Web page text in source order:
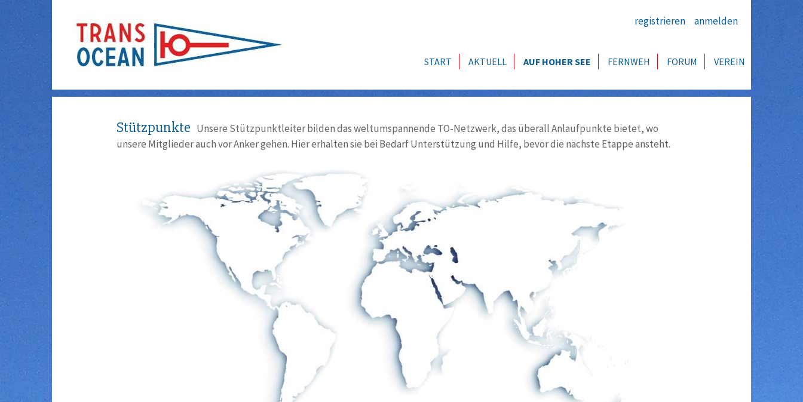
registrieren anmelden
START AKTUELL AUF HOHER SEE FERNWEH FORUM VEREIN
Stützpunkte Unsere Stützpunktleiter bilden das weltumspannende TO-Netzwerk, das überall Anlaufpunkte bietet, wo
unsere Mitglieder auch vor Anker gehen. Hier erhalten sie bei Bedarf Unterstützung und Hilfe, bevor die nächste Etappe ansteht.